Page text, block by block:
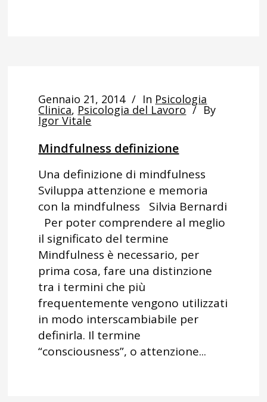
Gennaio 21, 2014 In Psicologia
Clinica, Psicologia del Lavoro By
Igor Vitale
Mindfulness definizione
Una definizione di mindfulness
Sviluppa attenzione e memoria
con la mindfulness Silvia Bernardi
Per poter comprendere al meglio
il significato del termine
Mindfulness è necessario, per
prima cosa, fare una distinzione
tra i termini che più
frequentemente vengono utilizzati
in modo interscambiabile per
definirla. Il termine
“consciousness”, o attenzione...